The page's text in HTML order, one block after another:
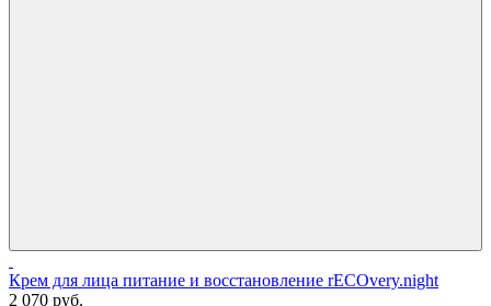
Крем для лица питание и восстановление rECOvery.night
2 070 руб.